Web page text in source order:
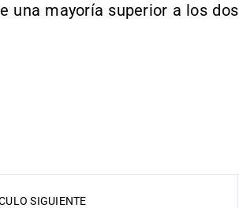
una mayoría superior a los dos
SIGUIENTE